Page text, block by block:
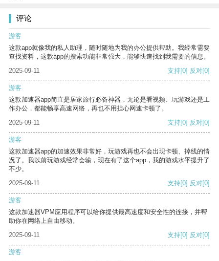
评论
游客
这款app就像我的私人助理，随时随地为我的办公提供帮助。我经常需要
查找资料，这款app的搜索功能非常强大，能够快速找到我需要的信息。
2025-09-11
支持[0] 反对[0]
游客
这款加速器app简直是居家旅行必备神器，无论是看视频、玩游戏还是工
作办公，都能畅享高速网络，再也不用担心网速卡顿了。
2025-09-11
支持[0] 反对[0]
游客
这款加速器app的加速效果非常好，玩游戏再也不会出现卡顿、掉线的情
况了。我以前玩游戏经常会输，现在有了这个app，我的游戏水平提升了
不少。
2025-09-11
支持[0] 反对[0]
游客
这款加速器VPM应用程序可以给你提供最高速度和安全性的连接，并帮
助你在网络上自由移动。
2025-09-11
支持[0] 反对[0]
游客